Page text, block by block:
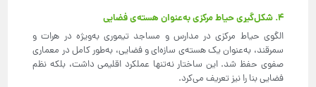
۴. شکل‌گیری حیاط مرکزی به‌عنوان هسته‌ی فضایی
الگوی حیاط مرکزی در مدارس و مساجد تیموری به‌ویژه در هرات و
سمرقند، به‌عنوان یک هسته‌ی سازه‌ای و فضایی، به‌طور کامل در معماری
صفوی حفظ شد. این ساختار نه‌تنها عملکرد اقلیمی داشت، بلکه نظم
فضایی بنا را نیز تعریف می‌کرد.